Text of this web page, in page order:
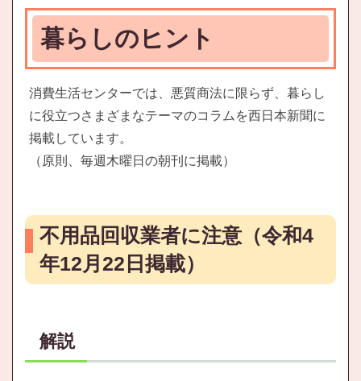
暮らしのヒント
消費生活センターでは、悪質商法に限らず、暮らし
に役立つさまざまなテーマのコラムを西日本新聞に
掲載しています。
（原則、毎週木曜日の朝刊に掲載）
不用品回収業者に注意（令和4
年12月22日掲載）
解説